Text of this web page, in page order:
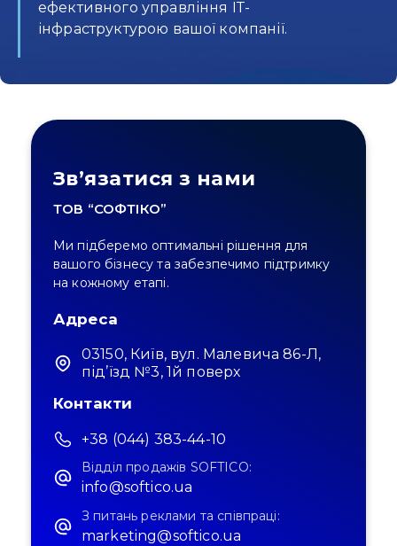
ефективного управління ІТ-
інфраструктурою вашої компанії.
Зв’язатися з нами
ТОВ “СОФТІКО”
Ми підберемо оптимальні рішення для
вашого бізнесу та забезпечимо підтримку
на кожному етапі.
Адреса
03150, Київ, вул. Малевича 86-Л,
під’їзд №3, 1й поверх
Контакти
+38 (044) 383-44-10
Відділ продажів SOFTICO:
info@softico.ua
З питань реклами та співпраці:
marketing@softico.ua